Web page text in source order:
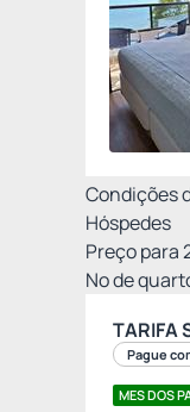
Condições
Hóspedes
Preço para
Nº de
TARIFA
Pague
MES DOS